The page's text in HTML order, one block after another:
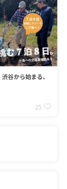
谷から始まる、
25